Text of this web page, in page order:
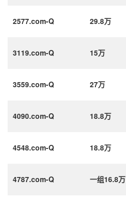
2577.com-Q 29.8万
3119.com-Q 15万
3559.com-Q 27万
4090.com-Q 18.8万
4548.com-Q 18.8万
4787.com-Q 一组16.8万